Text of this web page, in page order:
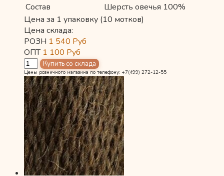
Состав
Шерсть овечья 100%
Цена за 1 упаковку (10 мотков)
Цена склада:
РОЗН 1 540 Руб
ОПТ 1 100 Руб
Цены розничного магазина по телефону: +7(499) 272-12-55